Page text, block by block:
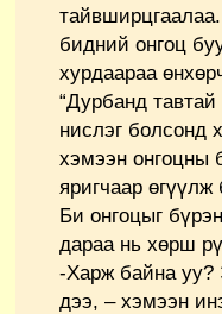
бидний онгоц
хурдаараа
“Дурбанд
нислэг болсонд
хэмээн онгоцны
яригчаар өгүүлж
Би онгоцыг
дараа нь хөрш
-Харж байна уу?
дээ, – хэмээн